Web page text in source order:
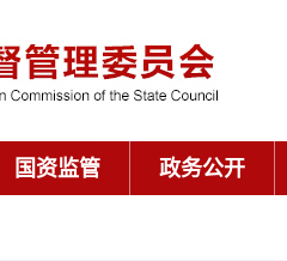
国资监管 政务公开